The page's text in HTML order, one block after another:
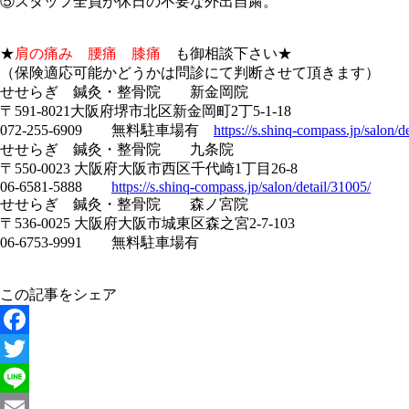
★肩の痛み 腰痛 膝痛 も御相談下さい★
（保険適応可能かどうかは問診にて判断させて頂きます）
せせらぎ 鍼灸・整骨院 新金岡院
〒591-8021大阪府堺市北区新金岡町2丁5-1-18
072-255-6909 無料駐車場有 https://s.shinq-compass.jp/salon/
せせらぎ 鍼灸・整骨院 九条院
〒550-0023 大阪府大阪市西区千代崎1丁目26-8
06-6581-5888 https://s.shinq-compass.jp/salon/detail/31005/
せせらぎ 鍼灸・整骨院 森ノ宮院
〒536-0025 大阪府大阪市城東区森之宮2-7-103
06-6753-9991 無料駐車場有
この記事をシェア
Facebook
Twitter